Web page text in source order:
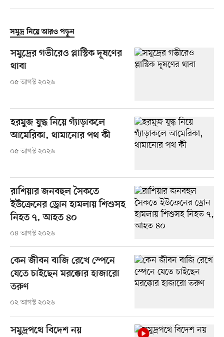
সমুদ্র নিয়ে আরও পড়ুন
সমুদ্রের গভীরেও প্লাস্টিক দূষণের
থাবা
০৫ আগস্ট ২০২৬
হরমুজ যুদ্ধ নিয়ে গ্যাঁড়াকলে
আমেরিকা, থামানোর পথ কী
০৫ আগস্ট ২০২৬
রাশিয়ার জনবহুল সৈকতে
ইউক্রেনের ড্রোন হামলায় শিশুসহ
নিহত ৭, আহত ৪০
০৪ আগস্ট ২০২৬
কেন জীবন বাজি রেখে স্পেনে
যেতে চাইছেন মরক্কোর হাজারো
তরুণ
০২ আগস্ট ২০২৬
সমুদ্রপথে বিদেশ নয়